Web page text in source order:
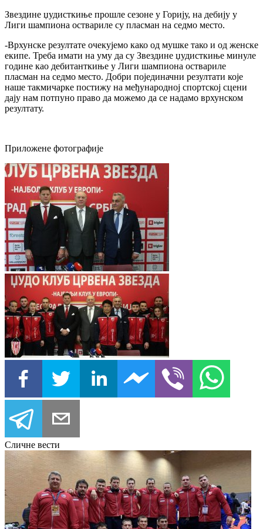
Звездине џудисткиње прошле сезоне у Горију, на дебију у
Лиги шампиона оствариле су пласман на седмо место.
-Врхунске резултате очекујемо како од мушке тако и од женске
екипе. Треба имати на уму да су Звездине џудисткиње минуле
године као дебитанткиње у Лиги шампиона оствариле
пласман на седмо место. Добри појединачни резултати које
наше такмичарке постижу на међународној спортској сцени
дају нам потпуно право да можемо да се надамо врхунском
резултату.
Приложене фотографије
Сличне вести